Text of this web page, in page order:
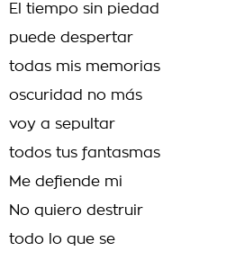
El tiempo sin piedad
puede despertar
todas mis memorias
oscuridad no más
voy a sepultar
todos tus fantasmas
Me defiende mi
No quiero destruir
todo lo que se